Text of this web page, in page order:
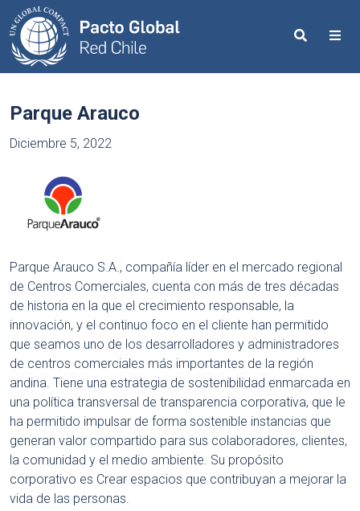
Search
Parque Arauco
Diciembre 5, 2022
Parque Arauco S.A., compañía líder en el mercado regional
de Centros Comerciales, cuenta con más de tres décadas
de historia en la que el crecimiento responsable, la
innovación, y el continuo foco en el cliente han permitido
que seamos uno de los desarrolladores y administradores
de centros comerciales más importantes de la región
andina. Tiene una estrategia de sostenibilidad enmarcada en
una política transversal de transparencia corporativa, que le
ha permitido impulsar de forma sostenible instancias que
generan valor compartido para sus colaboradores, clientes,
la comunidad y el medio ambiente. Su propósito
corporativo es Crear espacios que contribuyan a mejorar la
vida de las personas.